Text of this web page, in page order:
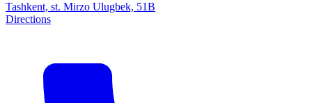
Tashkent, st. Mirzo Ulugbek, 51B
Directions